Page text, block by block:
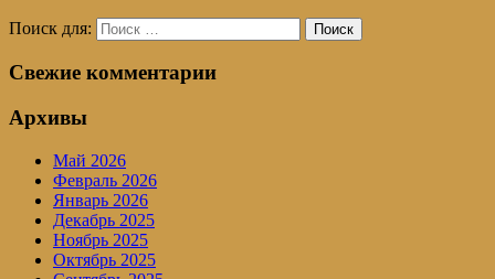
Поиск для: Поиск
Свежие комментарии
Архивы
Май 2026
Февраль 2026
Январь 2026
Декабрь 2025
Ноябрь 2025
Октябрь 2025